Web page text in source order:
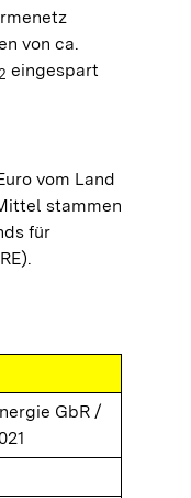
von ca.
eingespart
vom Land
stammen
für
GbR /